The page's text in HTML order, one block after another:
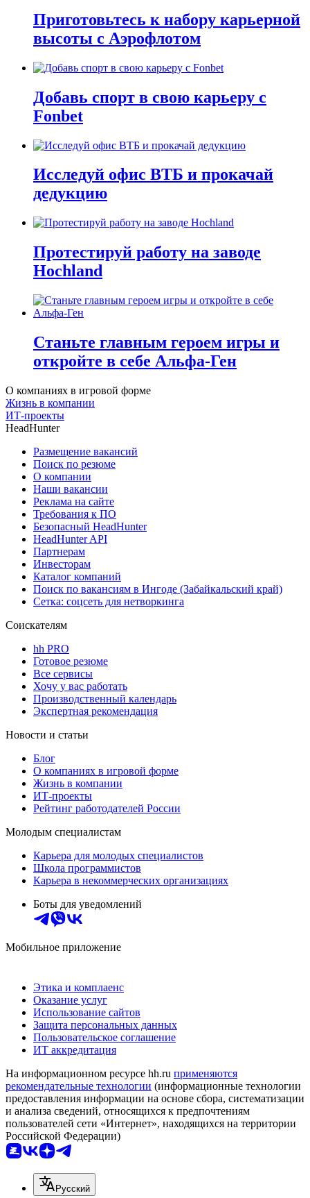
Приготовьтесь к набору карьерной
высоты с Аэрофлотом
Добавь спорт в свою карьеру с
Fonbet
Исследуй офис ВТБ и прокачай
дедукцию
Протестируй работу на заводе
Hochland
Станьте главным героем игры и
откройте в себе Альфа-Ген
О компаниях в игровой форме
Жизнь в компании
ИТ-проекты
HeadHunter
Размещение вакансий
Поиск по резюме
О компании
Наши вакансии
Реклама на сайте
Требования к ПО
Безопасный HeadHunter
HeadHunter API
Партнерам
Инвесторам
Каталог компаний
Поиск по вакансиям в Ингоде (Забайкальский край)
Сетка: соцсеть для нетворкинга
Соискателям
hh PRO
Готовое резюме
Все сервисы
Хочу у вас работать
Производственный календарь
Экспертная рекомендация
Новости и статьи
Блог
О компаниях в игровой форме
Жизнь в компании
ИТ-проекты
Рейтинг работодателей России
Молодым специалистам
Карьера для молодых специалистов
Школа программистов
Карьера в некоммерческих организациях
Боты для уведомлений
Мобильное приложение
Этика и комплаенс
Оказание услуг
Использование сайтов
Защита персональных данных
Пользовательское соглашение
ИТ аккредитация
На информационном ресурсе hh.ru применяются
рекомендательные технологии (информационные технологии
предоставления информации на основе сбора, систематизации
и анализа сведений, относящихся к предпочтениям
пользователей сети «Интернет», находящихся на территории
Российской Федерации)
Русский